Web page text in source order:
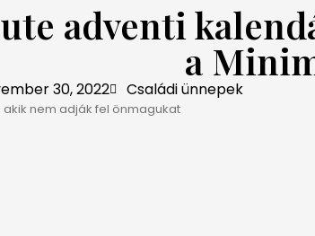
adventi
a
30, 2022 Családi ünnepek
nem adják fel önmagukat